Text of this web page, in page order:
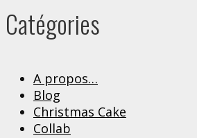
Catégories
A propos…
Blog
Christmas Cake
Collab